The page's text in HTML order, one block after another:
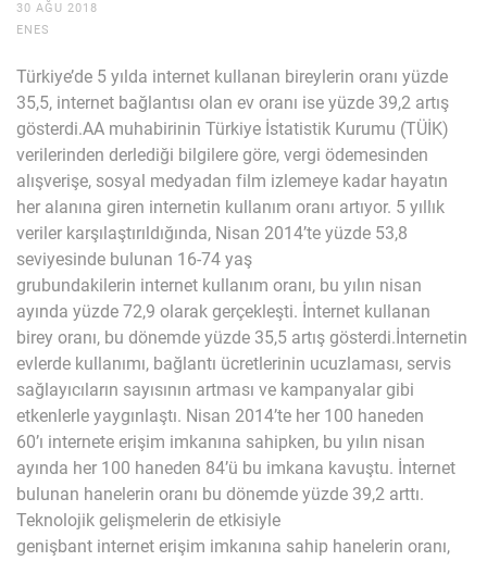
30 AĞU 2018
ENES
Türkiye’de 5 yılda internet kullanan bireylerin oranı yüzde
35,5, internet bağlantısı olan ev oranı ise yüzde 39,2 artış
gösterdi.AA muhabirinin Türkiye İstatistik Kurumu (TÜİK)
verilerinden derlediği bilgilere göre, vergi ödemesinden
alışverişe, sosyal medyadan film izlemeye kadar hayatın
her alanına giren internetin kullanım oranı artıyor. 5 yıllık
veriler karşılaştırıldığında, Nisan 2014’te yüzde 53,8
seviyesinde bulunan 16-74 yaş
grubundakilerin internet kullanım oranı, bu yılın nisan
ayında yüzde 72,9 olarak gerçekleşti. İnternet kullanan
birey oranı, bu dönemde yüzde 35,5 artış gösterdi.İnternetin
evlerde kullanımı, bağlantı ücretlerinin ucuzlaması, servis
sağlayıcıların sayısının artması ve kampanyalar gibi
etkenlerle yaygınlaştı. Nisan 2014’te her 100 haneden
60’ı internete erişim imkanına sahipken, bu yılın nisan
ayında her 100 haneden 84’ü bu imkana kavuştu. İnternet
bulunan hanelerin oranı bu dönemde yüzde 39,2 arttı.
Teknolojik gelişmelerin de etkisiyle
genişbant internet erişim imkanına sahip hanelerin oranı,